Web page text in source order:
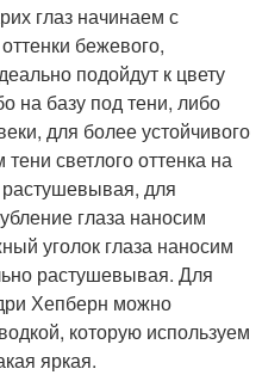
глаз начинаем с
бежевого,
подойдут к цвету
на базу под тени, либо
для более устойчивого
светлого оттенка на
для
глаза наносим
уголок глаза наносим
растушевывая. Для
Хепберн можно
которую используем
яркая.